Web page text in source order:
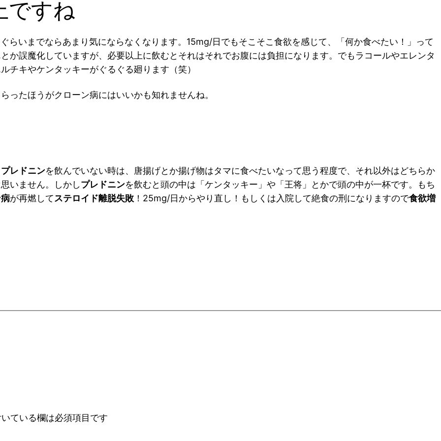
ですね
いまでならあまり気にならなくなります。15mg/日でもそこそこ食欲を感じて、「何か食べたい！」って
か誤魔化していますが、必要以上に飲むとそれはそれでお腹には負担になります。でもラコールやエレンタ
チキやケンタッキーがぐるぐる廻ります（笑）
ったほうがクローン病にはいいかも知れませんね。
プレドニンを飲んでいない時は、唐揚げとか揚げ物はタマに食べたいなって思う程度で、それ以外はどちらか
いません。しかしプレドニンを飲むと頭の中は「ケンタッキー」や「王将」とかで頭の中が一杯です。もち
が再燃してステロイド離脱失敗 ！25mg/日からやり直し！もしくは入院して絶食の刑になりますので食欲増
ている欄は必須項目です